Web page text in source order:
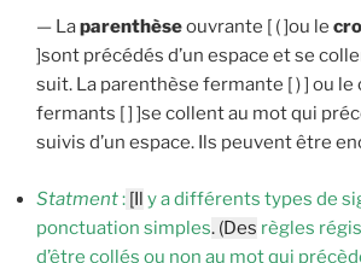
— Laparenthèseouvrante [ ( ]ou le
]sont précédés d’un espace et se
suit. La parenthèse fermante [ ) ] ou
fermants [ ] ]se collent au mot qui
suivis d’un espace. Ils peuvent être
Statment: [Il y a différents types de
ponctuation simples. (Des règles
d’être collés ou non au mot qui